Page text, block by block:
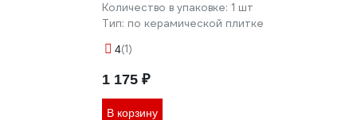
Количество в упаковке: 1 шт
Тип: по керамической плитке
4(1)
1 175 ₽
В корзину